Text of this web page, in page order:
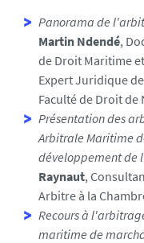
Panorama de
Martin Ndendé,
de Droit Maritime
Expert Juridique
Faculté de Droit de
Présentation des
Arbitrale Maritime
développement de
Raynaut,
Arbitre à la
Recours à
maritime de